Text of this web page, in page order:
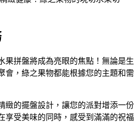
果拼盤將成為亮眼的焦點！無論是生
會，綠之果物都能根據您的主題和需
緻的擺盤設計，讓您的派對增添一份
享受美味的同時，感受到滿滿的祝福